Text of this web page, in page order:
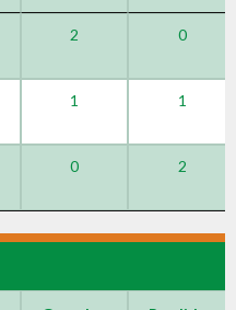
2 0
1 1
0 2